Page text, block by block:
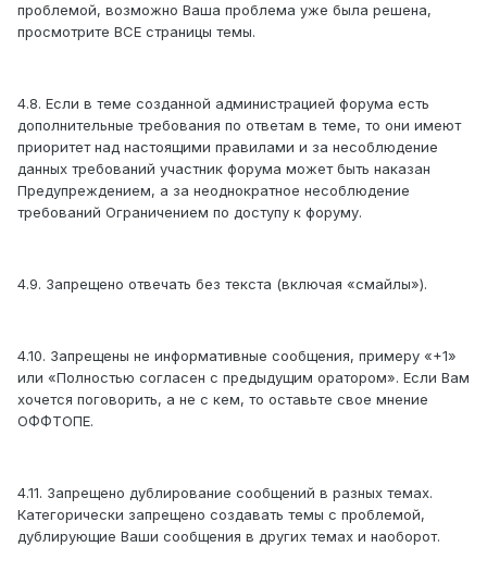
проблемой, возможно Ваша проблема уже была решена,
просмотрите ВСЕ страницы темы.
4.8. Если в теме созданной администрацией форума есть
дополнительные требования по ответам в теме, то они имеют
приоритет над настоящими правилами и за несоблюдение
данных требований участник форума может быть наказан
Предупреждением, а за неоднократное несоблюдение
требований Ограничением по доступу к форуму.
4.9. Запрещено отвечать без текста (включая «смайлы»).
4.10. Запрещены не информативные сообщения, примеру «+1»
или «Полностью согласен с предыдущим оратором». Если Вам
хочется поговорить, а не с кем, то оставьте свое мнение
ОФФТОПЕ.
4.11. Запрещено дублирование сообщений в разных темах.
Категорически запрещено создавать темы с проблемой,
дублирующие Ваши сообщения в других темах и наоборот.